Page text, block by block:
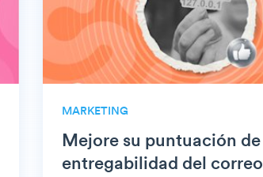
MARKETING
Mejore su puntuación de
entregabilidad del correo